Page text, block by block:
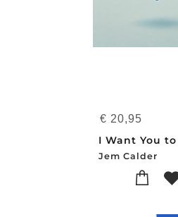
€ 20,95
Jem Calder